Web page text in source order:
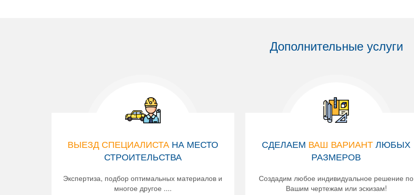
Дополнительные услуги
СДЕЛАЕМ ВАШ ВАРИАНТЛЮБЫХ
РАЗМЕРОВ
Создадим любое индивидуальное решение по
Вашим чертежам или эскизам!
ВЫЕЗД СПЕЦИАЛИСТАНА МЕСТО
СТРОИТЕЛЬСТВА
Экспертиза, подбор оптимальных материалов и
многое другое ....